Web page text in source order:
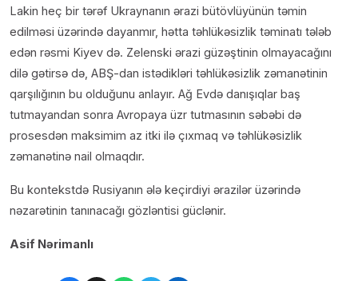
Lakin heç bir tərəf Ukraynanın ərazi bütövlüyünün təmin
edilməsi üzərində dayanmır, hətta təhlükəsizlik təminatı tələb
edən rəsmi Kiyev də. Zelenski ərazi güzəştinin olmayacağını
dilə gətirsə də, ABŞ-dan istədikləri təhlükəsizlik zəmanətinin
qarşılığının bu olduğunu anlayır. Ağ Evdə danışıqlar baş
tutmayandan sonra Avropaya üzr tutmasının səbəbi də
prosesdən maksimim az itki ilə çıxmaq və təhlükəsizlik
zəmanətinə nail olmaqdır.
Bu kontekstdə Rusiyanın ələ keçirdiyi ərazilər üzərində
nəzarətinin tanınacağı gözləntisi güclənir.
Asif Nərimanlı